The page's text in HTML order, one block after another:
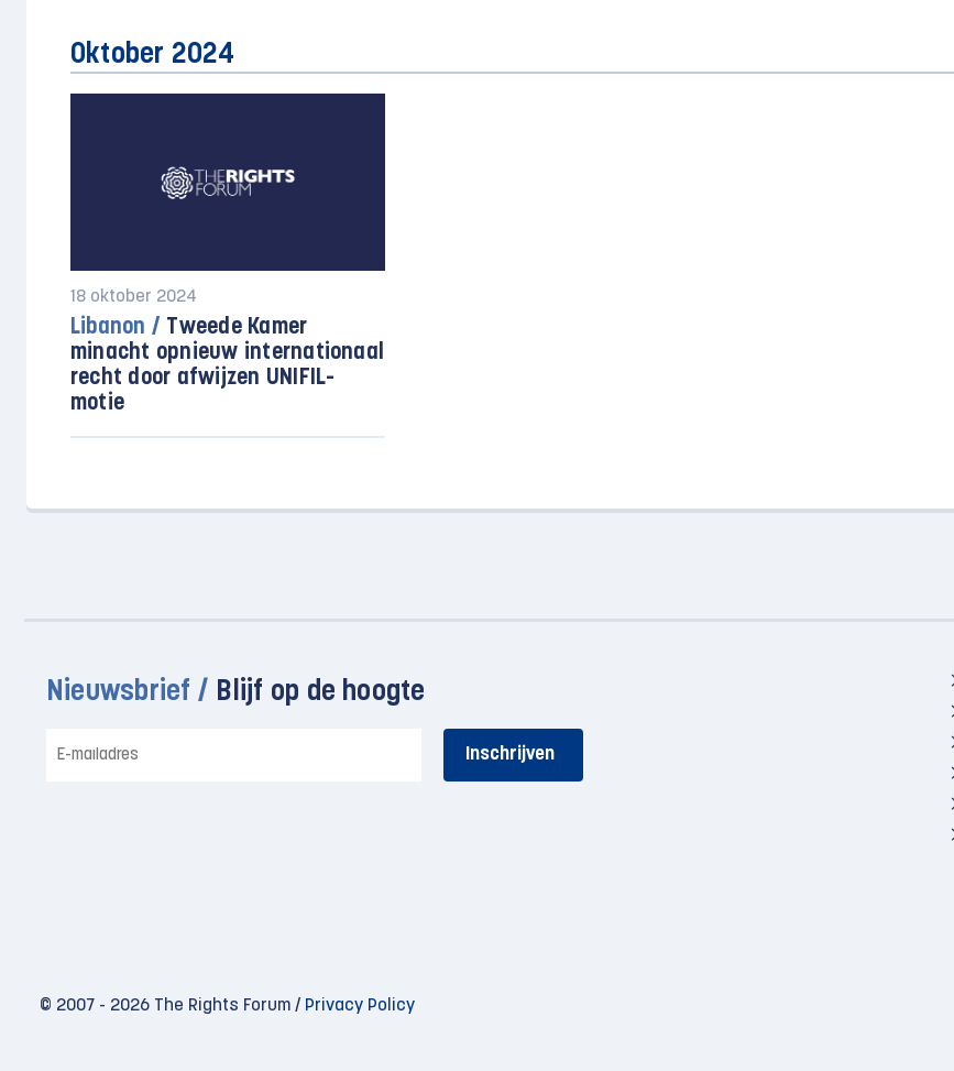
Oktober 2024
18 oktober 2024
Libanon / Tweede Kamer
minacht opnieuw internationaal
recht door afwijzen UNIFIL-
motie
Nieuwsbrief / Blijf op de hoogte
mailadres
© 2007 - 2026 The Rights Forum / Privacy Policy